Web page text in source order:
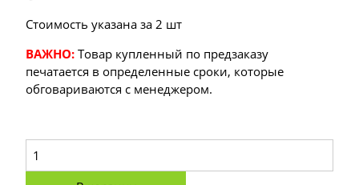
Стоимость указана за 2 шт
ВАЖНО: Товар купленный по предзаказу
печатается в определенные сроки, которые
обговариваются с менеджером.